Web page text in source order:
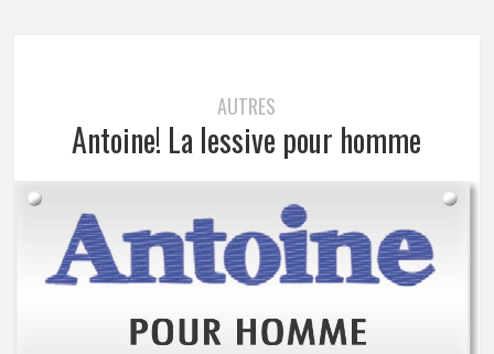
AUTRES
Antoine! La lessive pour homme